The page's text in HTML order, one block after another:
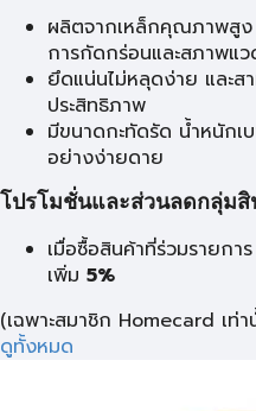
ผลิตจากเหล็กคุณภาพสู
การกัดกร่อนและสภาพแ
ยึดแน่นไม่หลุดง่าย และส
ประสิทธิภาพ
มีขนาดกะทัดรัด น้ำหนักเ
อย่างง่ายดาย
โปรโมชั่นและส่วนลดกลุ่มสิ
เมื่อซื้อสินค้าที่ร่วมรายกา
เพิ่ม 5%
(เฉพาะสมาชิก Homecard เท่า
ดูทั้งหมด